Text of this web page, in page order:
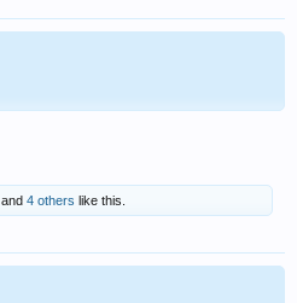
and 4 others like this.